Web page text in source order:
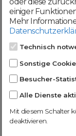
Nutze
einiger
Mehr
Technisch
Sonstige
Besucher-
Alle Dienste
Mit diesem Schalter
deaktivieren.